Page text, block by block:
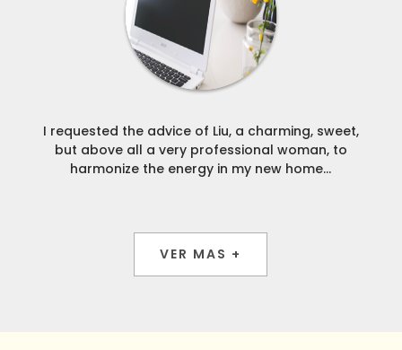
I requested the advice of Liu, a charming, sweet,
but above all a very professional woman, to
harmonize the energy in my new home...
VER MAS +